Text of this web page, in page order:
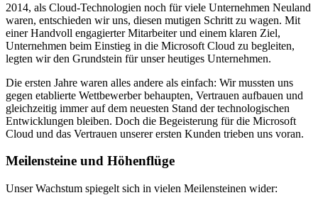
2014, als Cloud-Technologien noch für viele Unternehmen Neuland
waren, entschieden wir uns, diesen mutigen Schritt zu wagen. Mit
einer Handvoll engagierter Mitarbeiter und einem klaren Ziel,
Unternehmen beim Einstieg in die Microsoft Cloud zu begleiten,
legten wir den Grundstein für unser heutiges Unternehmen.
Die ersten Jahre waren alles andere als einfach: Wir mussten uns
gegen etablierte Wettbewerber behaupten, Vertrauen aufbauen und
gleichzeitig immer auf dem neuesten Stand der technologischen
Entwicklungen bleiben. Doch die Begeisterung für die Microsoft
Cloud und das Vertrauen unserer ersten Kunden trieben uns voran.
Meilensteine und Höhenflüge
Unser Wachstum spiegelt sich in vielen Meilensteinen wider: